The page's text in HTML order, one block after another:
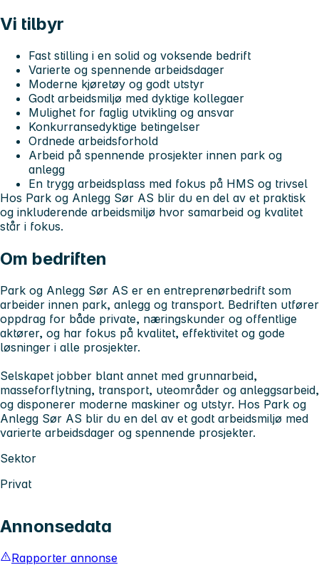
Vi tilbyr
Fast stilling i en solid og voksende bedrift
Varierte og spennende arbeidsdager
Moderne kjøretøy og godt utstyr
Godt arbeidsmiljø med dyktige kollegaer
Mulighet for faglig utvikling og ansvar
Konkurransedyktige betingelser
Ordnede arbeidsforhold
Arbeid på spennende prosjekter innen park og
anlegg
En trygg arbeidsplass med fokus på HMS og trivsel
Hos Park og Anlegg Sør AS blir du en del av et praktisk
og inkluderende arbeidsmiljø hvor samarbeid og kvalitet
står i fokus.
Om bedriften
Park og Anlegg Sør AS er en entreprenørbedrift som
arbeider innen park, anlegg og transport. Bedriften utfører
oppdrag for både private, næringskunder og offentlige
aktører, og har fokus på kvalitet, effektivitet og gode
løsninger i alle prosjekter.
Selskapet jobber blant annet med grunnarbeid,
masseforflytning, transport, uteområder og anleggsarbeid,
og disponerer moderne maskiner og utstyr. Hos Park og
Anlegg Sør AS blir du en del av et godt arbeidsmiljø med
varierte arbeidsdager og spennende prosjekter.
Sektor
Privat
Annonsedata
Rapporter annonse